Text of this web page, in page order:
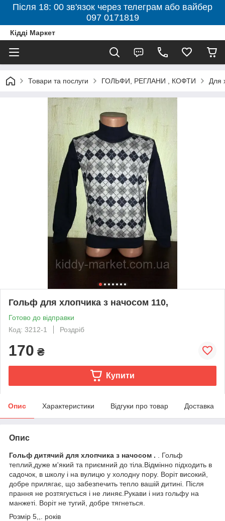
Після 18: 00 зв'язок через телеграм або вайбер
097 0171819
Кідді Маркет
Товари та послуги ГОЛЬФИ, РЕГЛАНИ , КОФТИ Для
Гольф для хлопчика з начосом 110,
Готово до відправки
Код: 3212-1
Роздріб
170 ₴
Купити
Опис Характеристики Відгуки про товар Доставка
Опис
Гольф дитячий для хлопчика з начосом .
. Гольф
теплий,дуже м'який та приємний до тіла.Відмінно підходить в
садочок, в школу і на вулицю у холодну пору. Воріт високий,
добре прилягає, що забезпечить тепло вашій дитині. Після
прання не розтягується і не линяє.Рукави і низ гольфу на
манжеті. Воріт не тугий, добре тягнеться.
Розмір 5,,. років